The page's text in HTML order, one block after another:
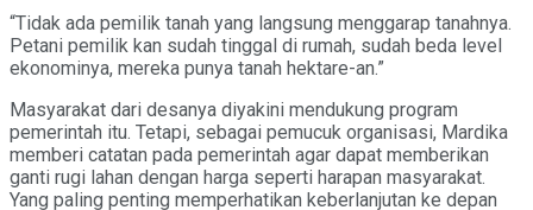
“Tidak ada pemilik tanah yang langsung menggarap tanahnya.
Petani pemilik kan sudah tinggal di rumah, sudah beda level
ekonominya, mereka punya tanah hektare-an.”
Masyarakat dari desanya diyakini mendukung program
pemerintah itu. Tetapi, sebagai pemucuk organisasi, Mardika
memberi catatan pada pemerintah agar dapat memberikan
ganti rugi lahan dengan harga seperti harapan masyarakat.
Yang paling penting memperhatikan keberlanjutan ke depan